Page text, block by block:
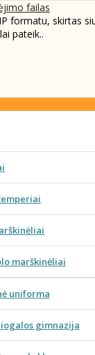
failas
formatu, skirtas
pateik..
marškinėliai
uniforma
gimnazija